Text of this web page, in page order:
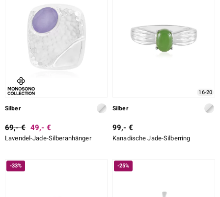
Silber
69,- € 49,- €
Lavendel-Jade-Silberanhänger
16-20
Silber
99,- €
Kanadische Jade-Silberring
-33% -25%